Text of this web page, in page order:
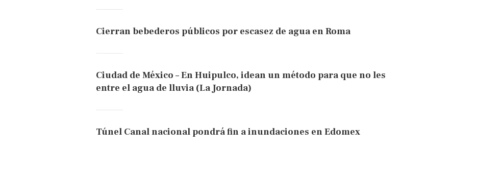
Cierran bebederos públicos por escasez de agua en Roma
Ciudad de México – En Huipulco, idean un método para que no les
entre el agua de lluvia (La Jornada)
Túnel Canal nacional pondrá fin a inundaciones en Edomex